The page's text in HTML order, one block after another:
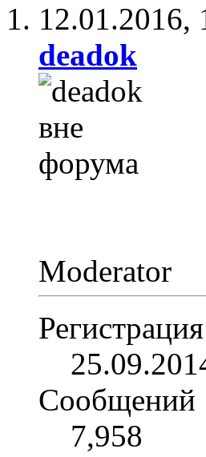
12.01.2016,
deadok
Moderator
Регистрация
Сообщений
7,958